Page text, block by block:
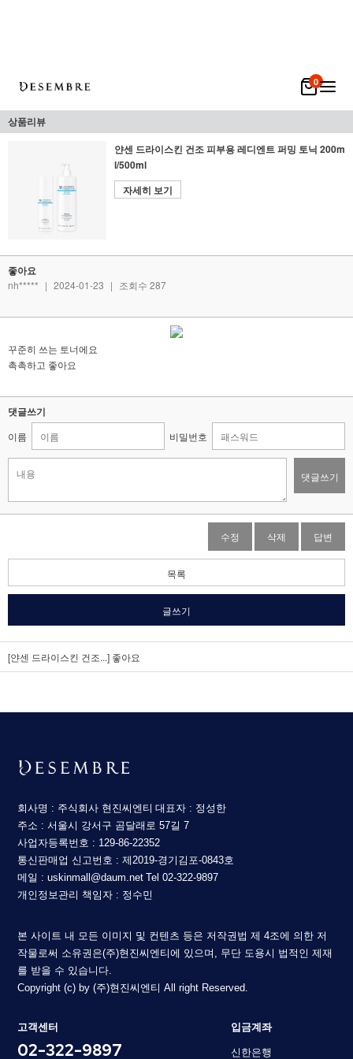
0
상품리뷰
얀센 드라이스킨 건조 피부용 레디엔트 퍼밍 토닉 200m
l/500ml
자세히 보기
좋아요
nh***** | 2024-01-23 | 조회수 287
꾸준히 쓰는 토너에요
촉촉하고 좋아요
댓글쓰기
이름 비밀번호
댓글쓰기
수정 삭제 답변
목록
글쓰기
[얀센 드라이스킨 건조...] 좋아요
회사명 : 주식회사 현진씨엔티 대표자 : 정성한
주소 : 서울시 강서구 곰달래로 57길 7
사업자등록번호 : 129-86-22352
통신판매업 신고번호 : 제2019-경기김포-0843호
메일 : uskinmall@daum.net Tel 02-322-9897
개인정보관리 책임자 : 정수민
본 사이트 내 모든 이미지 및 컨텐츠 등은 저작권법 제 4조에 의한 저
작물로써 소유권은(주)현진씨엔티에 있으며, 무단 도용시 법적인 제재
를 받을 수 있습니다.
Copyright (c) by (주)현진씨엔티 All right Reserved.
고객센터
02-322-9897
입금계좌
신한은행